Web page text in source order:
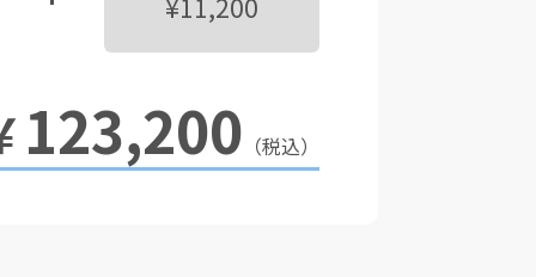
123,200 （税込）